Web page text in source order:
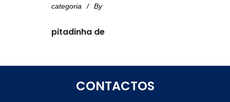
categoria
By
pitadinha de
CONTACTOS